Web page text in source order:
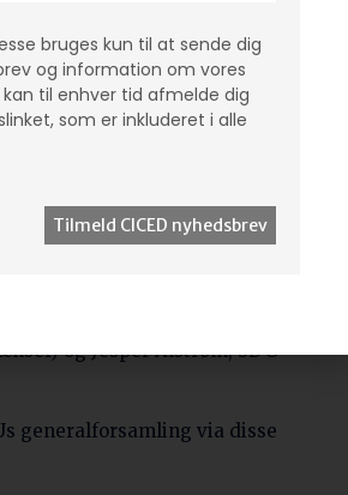
poster for en to-årig periode
Legendre og Stefan Islandi.
kommende år.
og Jesper Alstrøm, SDG
generalforsamling via disse
bruges kun til at sende dig
og information om vores
til enhver tid afmelde dig
som er inkluderet i alle